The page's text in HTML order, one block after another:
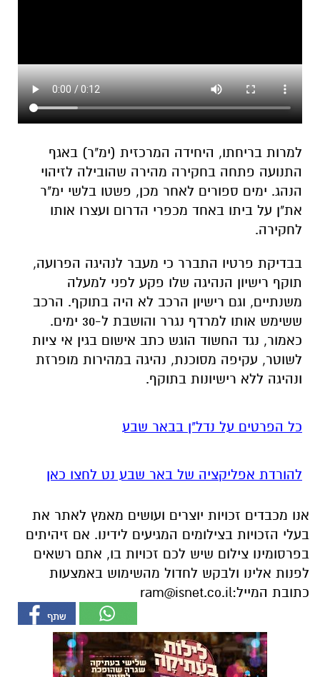
למרות בריחתו, היחידה המרכזית (ימ"ר) באגף
התנועה פתחה בחקירה מהירה שהובילה לזיהוי
הנהג. ימים ספורים לאחר מכן, פשטו בלשי ימ"ר
לחקירה.
בבדיקת פרטיו התברר כי מעבר לנהיגה הפרועה,
תוקף רישיון הנהיגה שלו פקע לפני למעלה
משנתיים, וגם רישיון הרכב לא היה בתוקף. הרכב
כאמור, נגד החשוד הוגש כתב אישום בגין אי ציות
לשוטר, עקיפה מסוכנת, נהיגה במהירות מופרזת
ונהיגה ללא רישיונות בתוקף.
כל הפרטים על נדל"ן בבאר שבע
בפרסומינו צילום שיש לכם זכויות בו, אתם רשאים
כתובת המייל:ram@isnet.co.il
אולי יעניין אותך גם